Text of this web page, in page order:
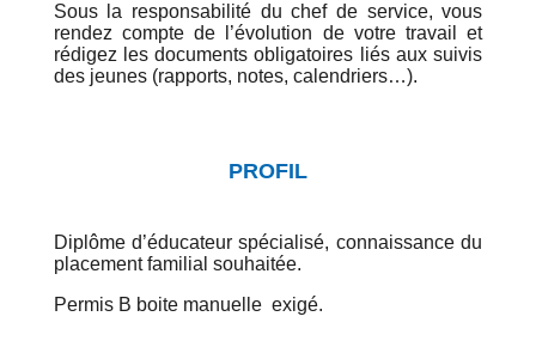
Sous la responsabilité du chef de service, vous
rendez compte de l’évolution de votre travail et
rédigez les documents obligatoires liés aux suivis
des jeunes (rapports, notes, calendriers…).
PROFIL
Diplôme d’éducateur spécialisé, connaissance du
placement familial souhaitée.
Permis B boite manuelle exigé.